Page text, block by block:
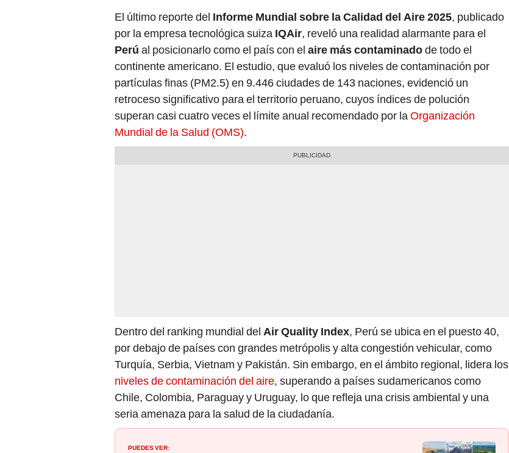
El último reporte del Informe Mundial sobre la Calidad del Aire 2025, publicado
por la empresa tecnológica suiza IQAir, reveló una realidad alarmante para el
Perú al posicionarlo como el país con el aire más contaminadode todo el
continente americano. El estudio, que evaluó los niveles de contaminación por
partículas finas (PM2.5) en 9.446 ciudades de 143 naciones, evidenció un
retroceso significativo para el territorio peruano, cuyos índices de polución
superan casi cuatro veces el límite anual recomendado por laOrganización
Mundial de la Salud (OMS).
Dentro del ranking mundial del Air Quality Index, Perú se ubica en el puesto 40,
por debajo de países con grandes metrópolis y alta congestión vehicular, como
Turquía, Serbia, Vietnam y Pakistán. Sin embargo, en el ámbito regional, lidera los
niveles de contaminación del aire, superando a países sudamericanos como
Chile, Colombia, Paraguay y Uruguay, lo que refleja una crisis ambiental y una
seria amenaza para la salud de la ciudadanía.
PUEDES VER: